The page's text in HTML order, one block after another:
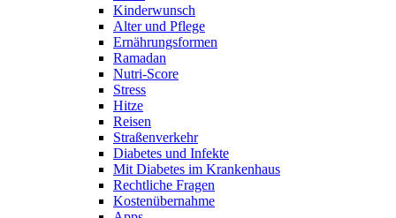
Kinderwunsch
Alter und Pflege
Ernährungsformen
Ramadan
Nutri-Score
Stress
Hitze
Reisen
Straßenverkehr
Diabetes und Infekte
Mit Diabetes im Krankenhaus
Rechtliche Fragen
Kostenübernahme